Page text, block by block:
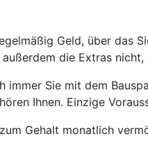
Geld, über das
die Extras
immer Sie mit dem
Ihnen. Einzige
Gehalt monatlich